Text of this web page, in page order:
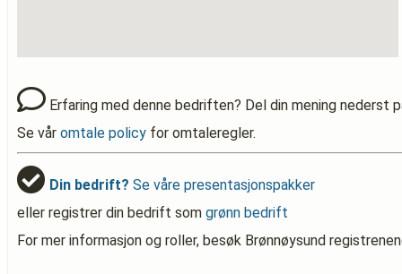
Erfaring med denne bedriften? Del din mening nederst
Se vår omtale policy for omtaleregler.
Din bedrift? Se våre presentasjonspakker
eller registrer din bedrift som grønn bedrift
For mer informasjon og roller, besøk Brønnøysund